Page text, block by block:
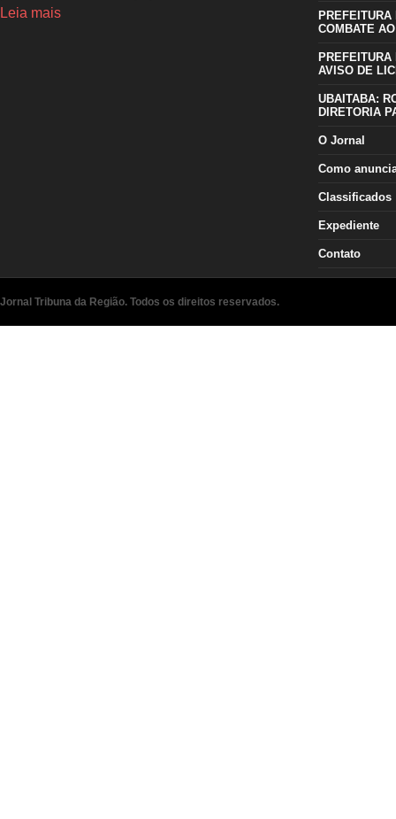
Leia mais
COMBATE
AVISO DE
UBAITABA:
DIRETORIA
O Jornal
Como
Classificados
Expediente
Contato
Jornal Tribuna da Região. Todos os direitos reservados.